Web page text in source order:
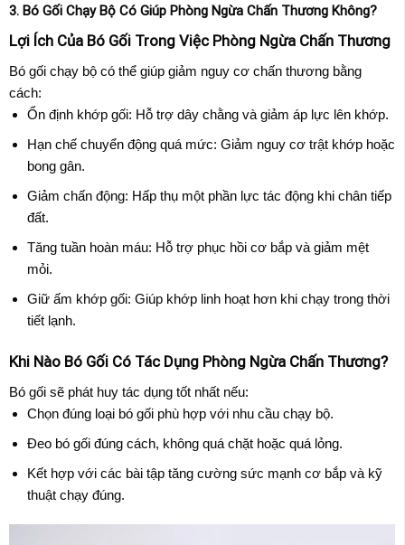
3. Bó Gối Chạy Bộ Có Giúp Phòng Ngừa Chấn Thương Không?
Lợi Ích Của Bó Gối Trong Việc Phòng Ngừa Chấn Thương
Bó gối chạy bộ có thể giúp giảm nguy cơ chấn thương bằng
cách:
Ổn định khớp gối: Hỗ trợ dây chằng và giảm áp lực lên khớp.
Hạn chế chuyển động quá mức: Giảm nguy cơ trật khớp hoặc
bong gân.
Giảm chấn động: Hấp thụ một phần lực tác động khi chân tiếp
đất.
Tăng tuần hoàn máu: Hỗ trợ phục hồi cơ bắp và giảm mệt
mỏi.
Giữ ấm khớp gối: Giúp khớp linh hoạt hơn khi chạy trong thời
tiết lạnh.
Khi Nào Bó Gối Có Tác Dụng Phòng Ngừa Chấn Thương?
Bó gối sẽ phát huy tác dụng tốt nhất nếu:
Chọn đúng loại bó gối phù hợp với nhu cầu chạy bộ.
Đeo bó gối đúng cách, không quá chặt hoặc quá lỏng.
Kết hợp với các bài tập tăng cường sức mạnh cơ bắp và kỹ
thuật chạy đúng.